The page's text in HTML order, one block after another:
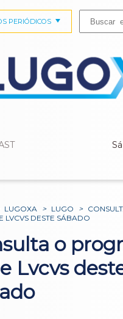
PERIÓDICOS
LUGOXA > LUGO >
LVCVS DESTE SÁBADO
o
Lvcvs